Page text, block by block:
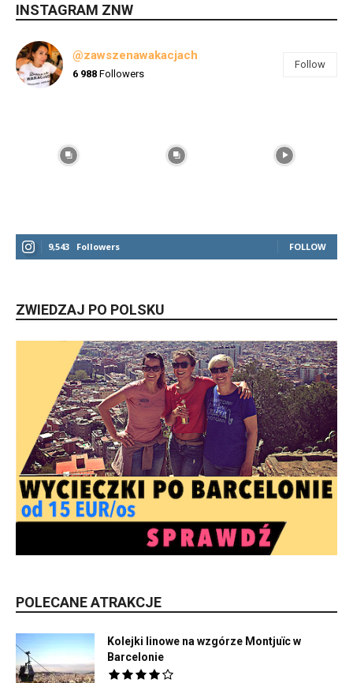
INSTAGRAM ZNW
@zawszenawakacjach
6 988 Followers
Follow
9,543 Followers FOLLOW
ZWIEDZAJ PO POLSKU
POLECANE ATRAKCJE
Kolejki linowe na wzgórze Montjuïc w
Barcelonie